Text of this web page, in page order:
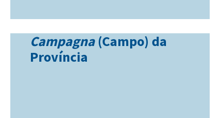
Campagna(Campo) da
Província